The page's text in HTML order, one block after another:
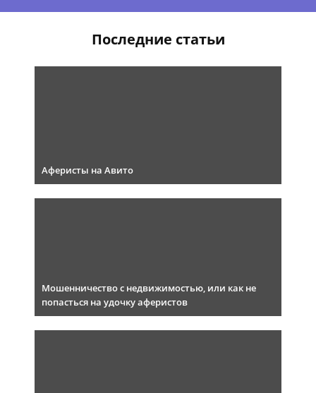
Последние статьи
Аферисты на Авито
Мошенничество с недвижимостью, или как не
попасться на удочку аферистов